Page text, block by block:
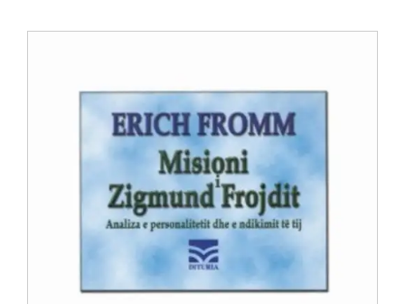
Ditarë
Evente
Blog